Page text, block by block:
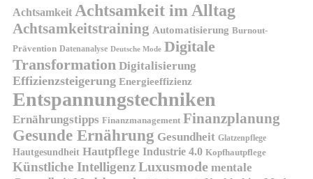
Achtsamkeit Achtsamkeit im Alltag
Achtsamkeitstraining Automatisierung Burnout-
Prävention Datenanalyse Deutsche Mode Digitale
Transformation Digitalisierung
Effizienzsteigerung Energieeffizienz
Entspannungstechniken
Ernährungstipps Finanzmanagement Finanzplanung
Gesunde Ernährung Gesundheit Glatzenpflege
Hautgesundheit Hautpflege Industrie 4.0 Kopfhautpflege
Künstliche IntelligenzLuxusmode mentale